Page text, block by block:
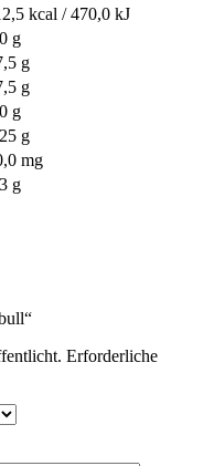
kcal / 470,0 kJ
g
g
g
g
g
mg
g
Erforderliche